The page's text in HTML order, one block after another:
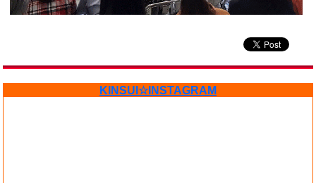
KINSUI☆INSTAGRAM